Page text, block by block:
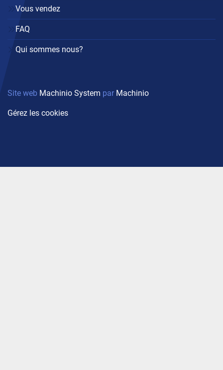
Vous vendez
FAQ
Qui sommes nous?
Site web Machinio System par Machinio
Gérez les cookies